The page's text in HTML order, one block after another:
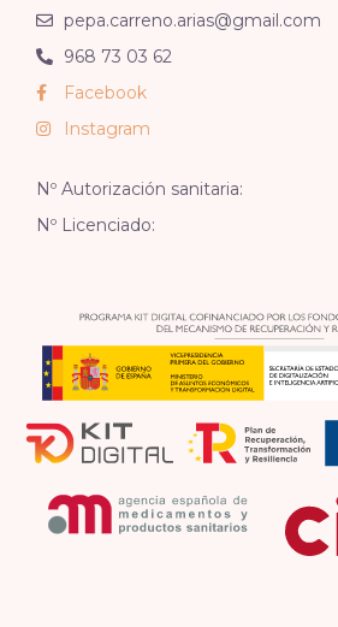
pepa.carreno.arias@gmail.com
968 73 03 62
Facebook
Instagram
Nº Autorización sanitaria:
Nº Licenciado: